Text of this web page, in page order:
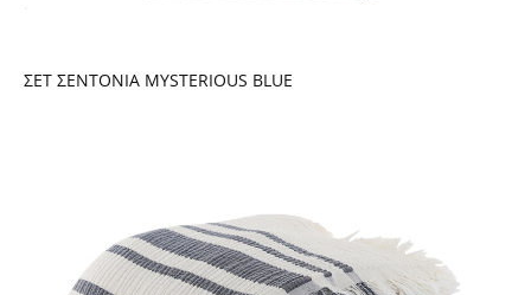
ΣΕΤ ΣΕΝΤΟΝΙΑ MYSTERIOUS BLUE